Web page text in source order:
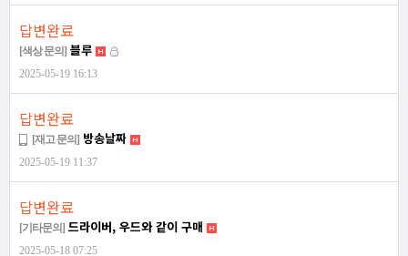
답변완료
[색상 문의] 블루
2025-05-19 16:13
답변완료
[재고 문의] 방송날짜
2025-05-19 11:37
답변완료
[기타문의] 드라이버, 우드와 같이 구매
2025-05-18 07:25